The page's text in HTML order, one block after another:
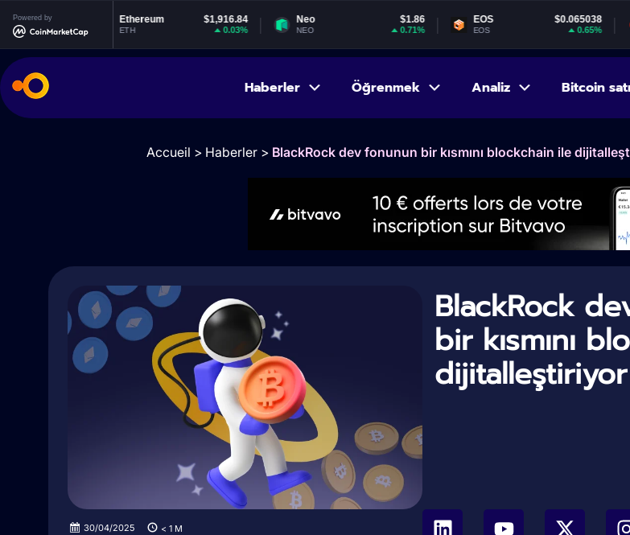
Powered by $1,916.84
ETH
Neo
NEO
EOS $0.065038
EOS
Shiba Inu
SHIB
Haberler Öğrenmek Analiz Bitcoin
Accueil > Haberler > BlackRock dev fonunun bir kısmını blockchain ile
BlackRock
bir kısmını
dijitalleştiriyor
30/04/2025 < 1 M